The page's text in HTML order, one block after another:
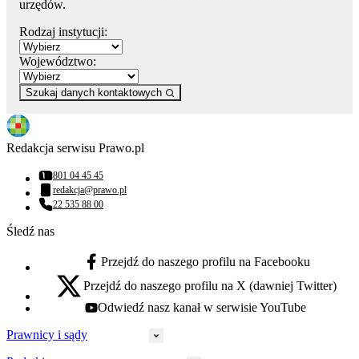
urzędów.
Rodzaj instytucji:
Województwo:
Szukaj danych kontaktowych
Redakcja serwisu Prawo.pl
Numer telefonu:
801 04 45 45
Adres email:
redakcja@prawo.pl
Numer telefonu:
22 535 88 00
Śledź nas
facebook - otwiera się w nowej karcie
Przejdź do naszego profilu na Facebooku
x - otwiera się w nowej karcie
Przejdź do naszego profilu na X (dawniej Twitter)
youtube - otwiera się w nowej karcie
Odwiedź nasz kanał w serwisie YouTube
Prawnicy i sądy